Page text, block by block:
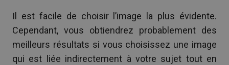
Il est facile de choisir l’image la plus évidente.
Cependant, vous obtiendrez probablement des
meilleurs résultats si vous choisissez une image
qui est liée indirectement à votre sujet tout en